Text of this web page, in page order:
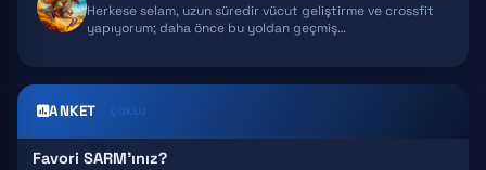
Herkese selam, uzun süredir vücut geliştirme ve crossfit
yapıyorum; daha önce bu yoldan geçmiş…
ANKET ÇOKLU
Favori SARM'ınız?